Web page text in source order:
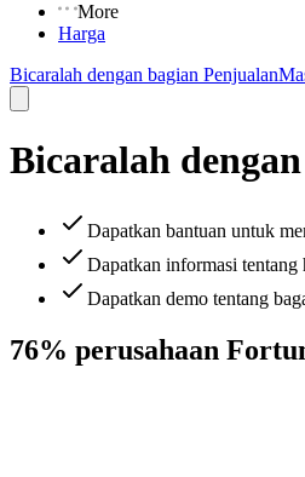
More
Harga
Bicaralah dengan bagian Penjualan
Bicaralah
Dapatkan bantuan untuk
Dapatkan informasi tentang
Dapatkan demo tentang
76% perusahaan